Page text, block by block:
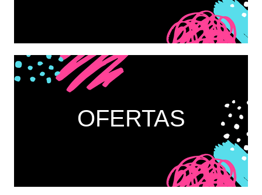
OFERTAS